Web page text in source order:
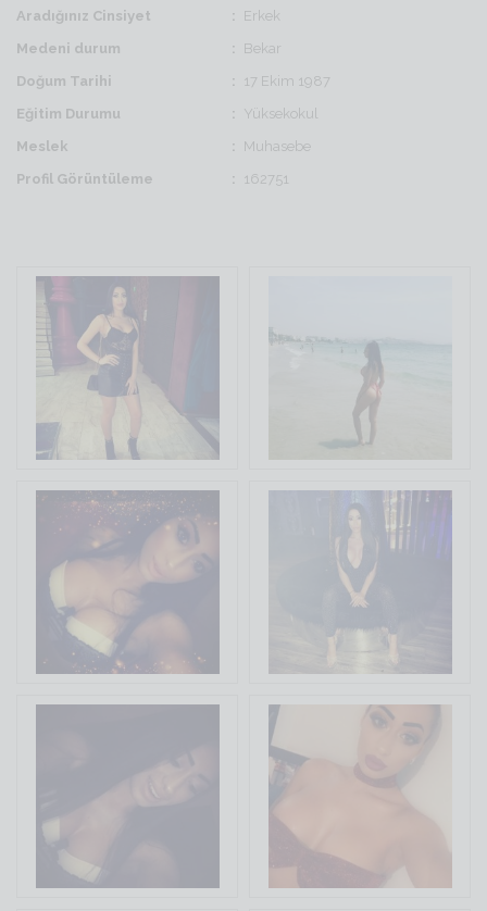
Aradığınız Cinsiyet
Erkek
Medeni durum
Bekar
Doğum Tarihi
17 Ekim 1987
Eğitim Durumu
Yüksekokul
Meslek
Muhasebe
Profil Görüntüleme
162751